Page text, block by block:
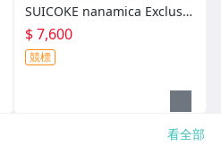
SUICOKE nanamica Exclusiv
e FL Slides
$ 7,600
競標
看全部